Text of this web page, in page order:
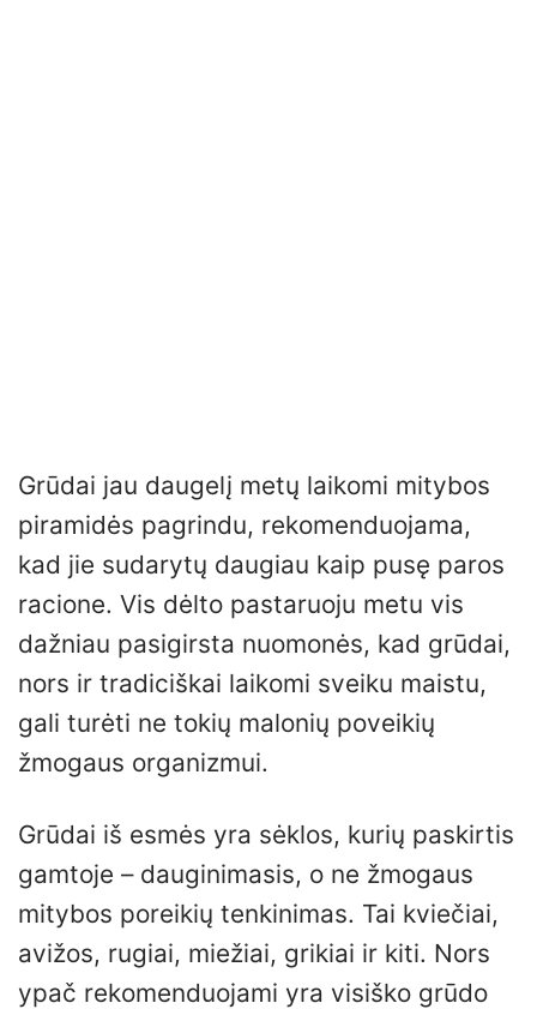
Grūdai jau daugelį metų laikomi mitybos
piramidės pagrindu, rekomenduojama,
kad jie sudarytų daugiau kaip pusę paros
racione. Vis dėlto pastaruoju metu vis
dažniau pasigirsta nuomonės, kad grūdai,
nors ir tradiciškai laikomi sveiku maistu,
gali turėti ne tokių malonių poveikių
žmogaus organizmui.
Grūdai iš esmės yra sėklos, kurių paskirtis
gamtoje – dauginimasis, o ne žmogaus
mitybos poreikių tenkinimas. Tai kviečiai,
avižos, rugiai, miežiai, grikiai ir kiti. Nors
ypač rekomenduojami yra visiško grūdo